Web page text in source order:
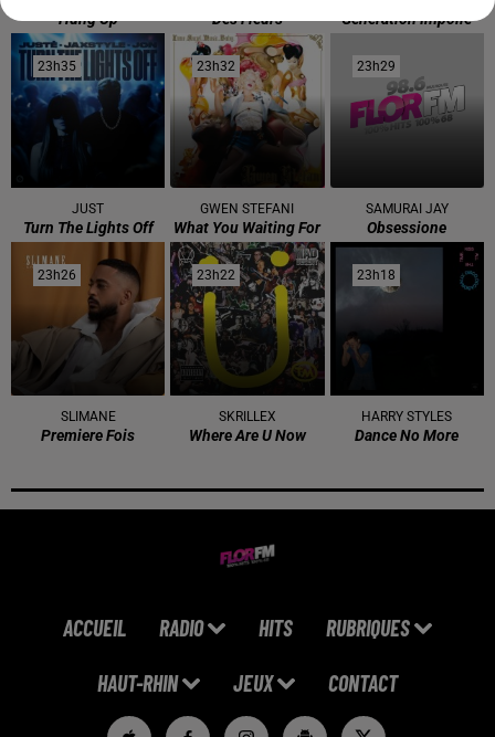
Hung Up Des Fleurs Generation Impolie
23h35
23h35
JUST
Turn The Lights Off
23h32
23h32
GWEN STEFANI
What You Waiting For
23h29
23h29
SAMURAI JAY
Obsessione
23h26
23h26
SLIMANE
Premiere Fois
23h22
23h22
SKRILLEX
Where Are U Now
23h18
23h18
HARRY STYLES
Dance No More
ACCUEIL RADIO HITS RUBRIQUES
HAUT-RHIN JEUX CONTACT